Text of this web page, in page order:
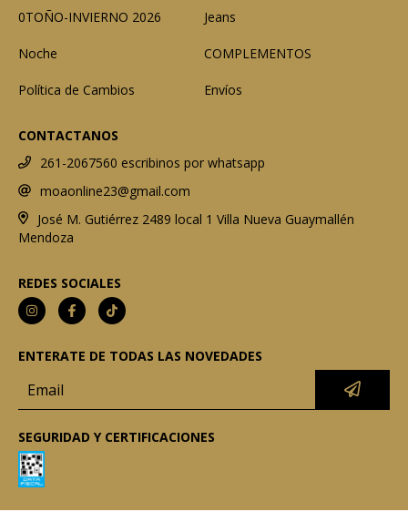
0TOÑO-INVIERNO 2026 Jeans
Noche COMPLEMENTOS
Política de Cambios Envíos
CONTACTANOS
261-2067560 escribinos por whatsapp
moaonline23@gmail.com
José M. Gutiérrez 2489 local 1 Villa Nueva Guaymallén
Mendoza
REDES SOCIALES
ENTERATE DE TODAS LAS NOVEDADES
SEGURIDAD Y CERTIFICACIONES